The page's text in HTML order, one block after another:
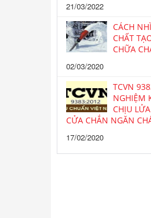
21/03/2022
CÁCH
CHẤT
CHỮA
02/03/2020
TCVN
NGHIỆM
CHỊU
CỬA CHẮN NGĂN
17/02/2020